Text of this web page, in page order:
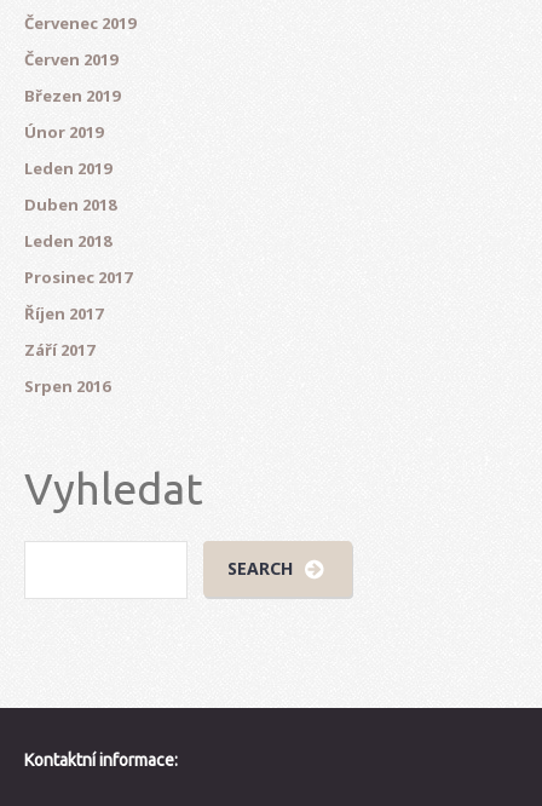
Červenec 2019
Červen 2019
Březen 2019
Únor 2019
Leden 2019
Duben 2018
Leden 2018
Prosinec 2017
Říjen 2017
Září 2017
Srpen 2016
Vyhledat
Kontaktní informace: